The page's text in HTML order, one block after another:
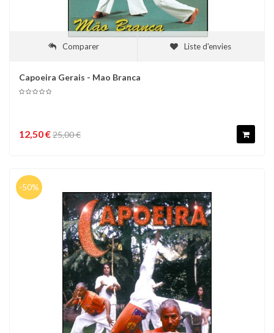
Comparer Liste d'envies
Capoeira Gerais - Mao Branca
12,50 €25,00 €
-50%